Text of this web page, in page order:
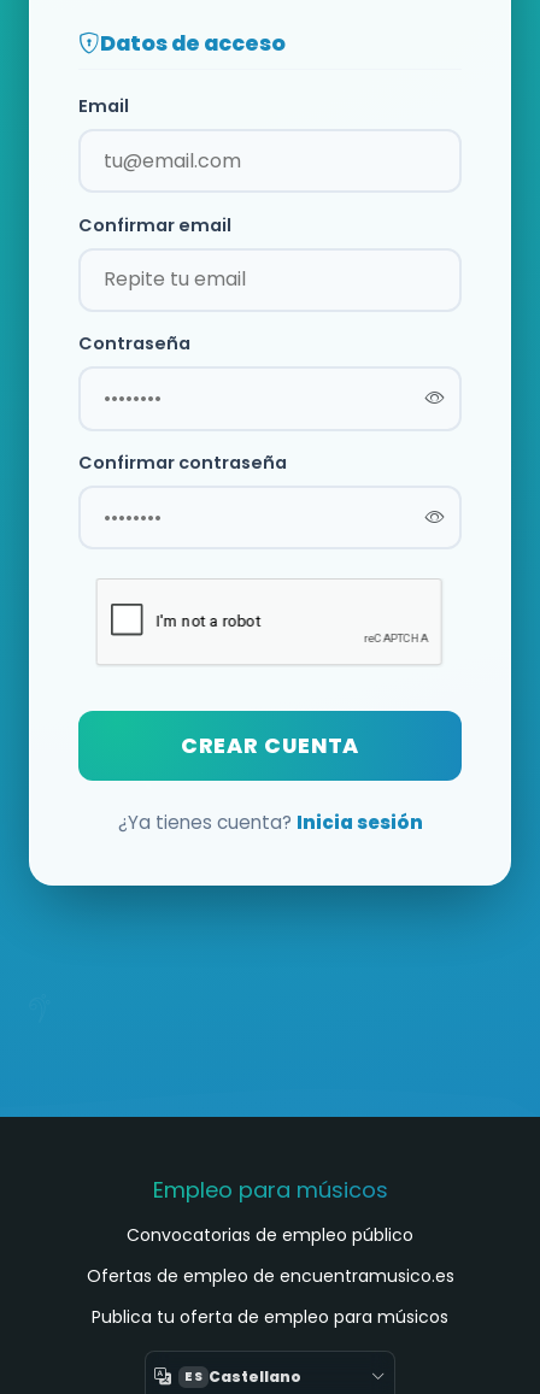
Datos de acceso
Email
Confirmar email
Contraseña
Confirmar contraseña
CREAR CUENTA
¿Ya tienes cuenta? Inicia sesión
Empleo para músicos
Convocatorias de empleo público
Ofertas de empleo de encuentramusico.es
Publica tu oferta de empleo para músicos
ES Castellano